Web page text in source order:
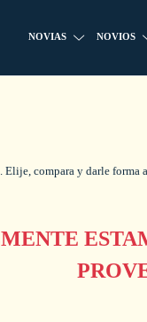
NOVIAS NOVIOS
compara y darle